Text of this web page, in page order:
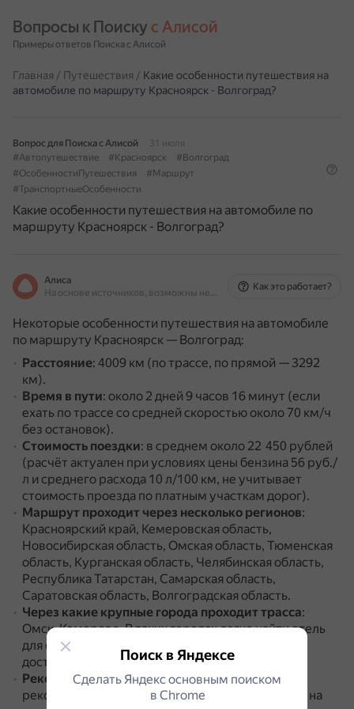
Вопросы к Поиску с Алисой
Примеры ответов Поиска с Алисой
Главная / Путешествия / Какие особенности путешествия на
автомобиле по маршруту Красноярск - Волгоград?
Вопрос для Поиска с Алисой
31 июля
#Автопутешествие
#Красноярск
#Волгоград
#ОсобенностиПутешествия
#Маршрут
#ТранспортныеОсобенности
Какие особенности путешествия на автомобиле по
маршруту Красноярск - Волгоград?
Алиса
На основе источников, возможны неточности
Как это работает?
Некоторые особенности путешествия на автомобиле
по маршруту Красноярск — Волгоград:
Расстояние: 4009 км (по трассе, по прямой — 3292
км).
Время в пути: около 2 дней 9 часов 16 минут (если
ехать по трассе со средней скоростью около 70 км/ч
без остановок).
Стоимость поездки: в среднем около 22 450 рублей
(расчёт актуален при условиях цены бензина 56 руб./
л и среднего расхода 10 л/100 км, не учитывает
стоимость проезда по платным участкам дорог).
Маршрут проходит через несколько регионов:
Красноярский край, Кемеровская область,
Новосибирская область, Омская область, Тюменская
область, Курганская область, Челябинская область,
Республика Татарстан, Самарская область,
Саратовская область, Волгоградская область.
Через какие крупные города проходит трасса:
Омск, Кемерово.В таких городах легко найти отель
для отдыха, можно посетить местные
достопримечательности.
Рекомендации по перерывам: Минтранс
рекомендует после первых четырёх часов езды на
Поиск в Яндексе
Сделать Яндекс основным поиском
в Сhrome